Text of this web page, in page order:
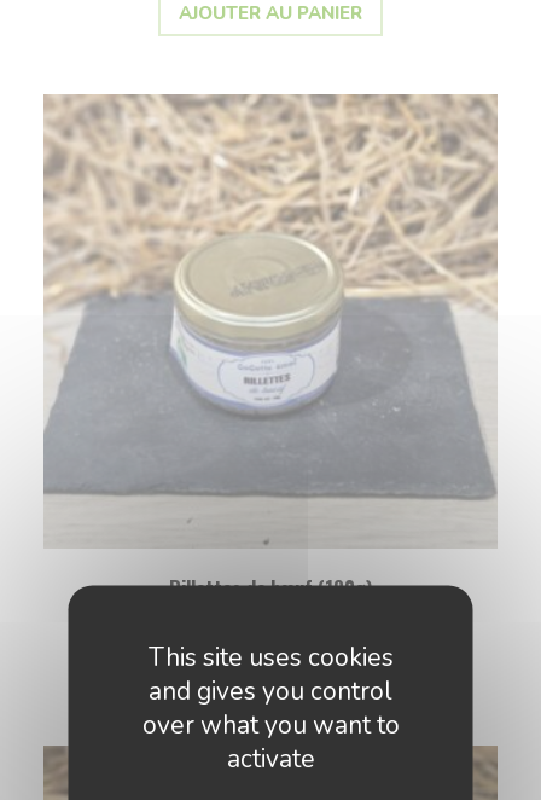
AJOUTER AU PANIER
Rillettes de bœuf (180g)
AJOUTER AU PANIER
This site uses cookies
and gives you control
over what you want to
activate